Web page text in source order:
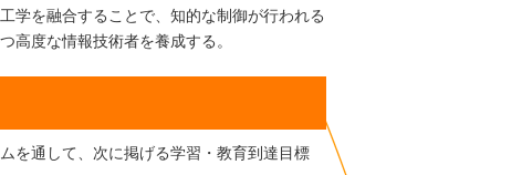
学を融合することで、知的な制御が行われる
高度な情報技術者を養成する。
を通して、次に掲げる学習・教育到達目標